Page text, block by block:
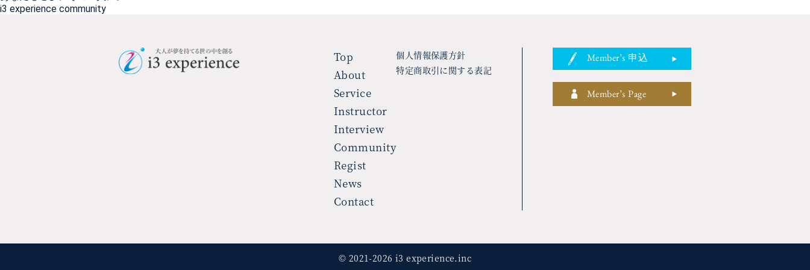
i3 experience community
Top
About
Service
Instructor
Interview
Community
Regist
News
Contact
個人情報保護方針
特定商取引に関する表記
Member’s 申込
Member’s Page
© 2021-2026 i3 experience.inc